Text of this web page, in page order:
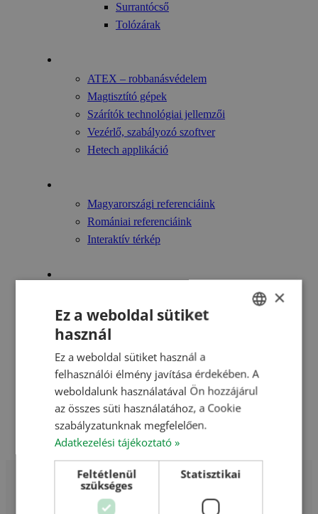
Surrantócső
Tolózárak
ATEX – robbanásvédelem
Magtisztító gépek
Szárítók technológiai jellemzői
Vezérlő, szabályozó szoftver
Hetech applikáció
Magyarországi referenciáink
Romániai referenciáink
Interaktív térkép
Referencia filmek
Szakmai napok összefoglalói/egyebek
Hírek
Kapcsolat
ROMANIAN
CROATIAN
×
Ez a weboldal sütiket
használ
Ez a weboldal sütiket használ a
felhasználói élmény javítása érdekében. A
weboldalunk használatával Ön hozzájárul
az összes süti használatához, a Cookie
szabályzatunknak megfelelően.
Adatkezelési tájékoztató »
Feltétlenül
szükséges
Statisztikai